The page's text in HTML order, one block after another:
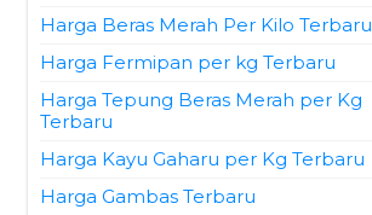
Harga Beras Merah Per Kilo Terbaru
Harga Fermipan per kg Terbaru
Harga Tepung Beras Merah per Kg
Terbaru
Harga Kayu Gaharu per Kg Terbaru
Harga Gambas Terbaru